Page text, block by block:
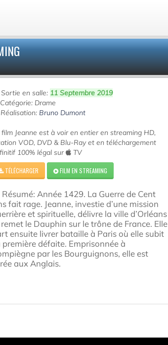
Sortie en salle: 11 Septembre 2019
Catégorie: Drame
Réalisation: Bruno Dumont
film Jeanne est à voir en entier en streaming HD,
VOD, DVD & Blu-Ray et en téléchargement
100% légal sur
TV
TÉLÉCHARGER FILM EN STREAMING
Résumé: Année 1429. La Guerre de Cent
fait rage. Jeanne, investie d’une mission
et spirituelle, délivre la ville d’Orléans
le Dauphin sur le trône de France. Elle
ensuite livrer bataille à Paris où elle subit
première défaite. Emprisonnée à
par les Bourguignons, elle est
aux Anglais.